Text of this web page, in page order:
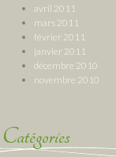
avril 2011
mars 2011
février 2011
janvier 2011
décembre 2010
novembre 2010
Catégories